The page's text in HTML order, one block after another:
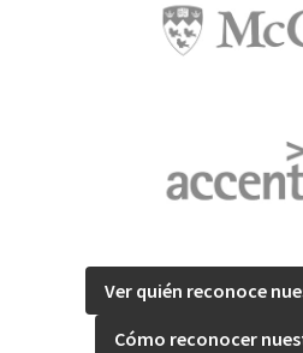
Ver quién reconoce
Cómo reconocer